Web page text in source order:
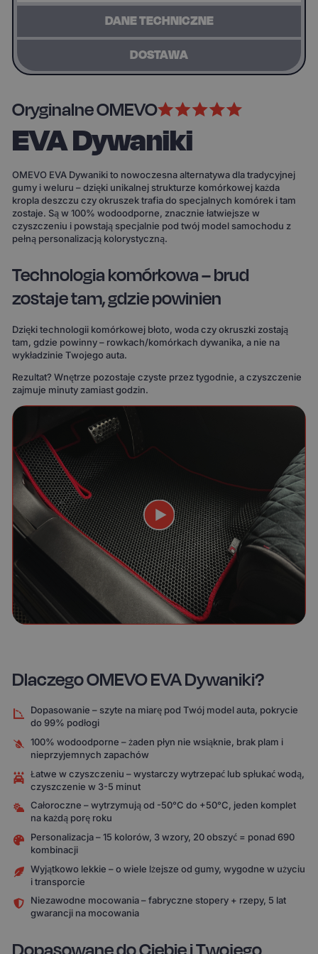
DANE TECHNICZNE
DOSTAWA
Oryginalne OMEVO
EVA Dywaniki
OMEVO EVA Dywaniki to nowoczesna alternatywa dla tradycyjnej
gumy i weluru – dzięki unikalnej strukturze komórkowej każda
kropla deszczu czy okruszek trafia do specjalnych komórek i tam
zostaje. Są w 100% wodoodporne, znacznie łatwiejsze w
czyszczeniu i powstają specjalnie pod twój model samochodu z
pełną personalizacją kolorystyczną.
Technologia komórkowa – brud
zostaje tam, gdzie powinien
Dzięki technologii komórkowej błoto, woda czy okruszki zostają
tam, gdzie powinny – rowkach/komórkach dywanika, a nie na
wykładzinie Twojego auta.
Rezultat? Wnętrze pozostaje czyste przez tygodnie, a czyszczenie
zajmuje minuty zamiast godzin.
Dlaczego OMEVO EVA Dywaniki?
Dopasowanie – szyte na miarę pod Twój model auta, pokrycie
do 99% podłogi
100% wodoodporne – żaden płyn nie wsiąknie, brak plam i
nieprzyjemnych zapachów
Łatwe w czyszczeniu – wystarczy wytrzepać lub spłukać wodą,
czyszczenie w 3-5 minut
Całoroczne – wytrzymują od -50°C do +50°C, jeden komplet
na każdą porę roku
Personalizacja – 15 kolorów, 3 wzory, 20 obszyć = ponad 690
kombinacji
Wyjątkowo lekkie – o wiele lżejsze od gumy, wygodne w użyciu
i transporcie
Niezawodne mocowania – fabryczne stopery + rzepy, 5 lat
gwarancji na mocowania